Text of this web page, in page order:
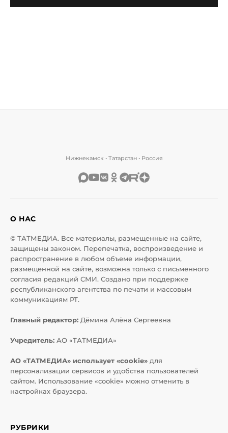
Нижнекамск • Татарстан • Россия
О НАС
© ТАТМЕДИА. Все материалы, размещенные на сайте,
защищены законом. Перепечатка, воспроизведение и
распространение в любом объеме информации,
размещенной на сайте, возможна только с письменного
согласия редакций СМИ. Создано при поддержке
республиканского агентства по печати и массовым
коммуникациям РТ.
Главный редактор: Дёмина Алёна Сергеевна
Учредитель: АО «ТАТМЕДИА»
АО «ТАТМЕДИА» использует «cookie» для
персонализации сервисов и удобства пользователей
сайтом. Использование «cookie» можно отменить в
настройках браузера.
РУБРИКИ